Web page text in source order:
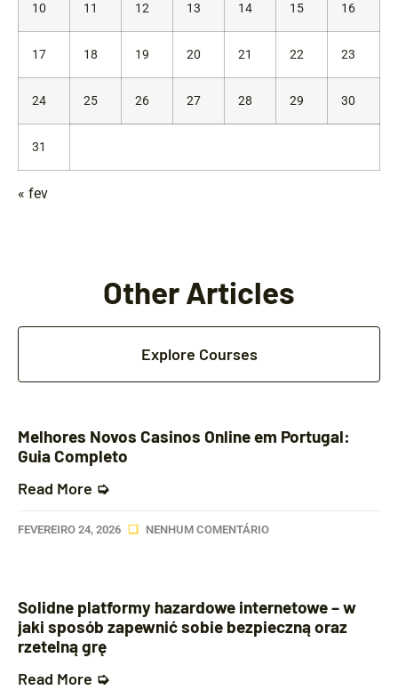
10 11 12 13 14 15 16
17 18 19 20 21 22 23
24 25 26 27 28 29 30
31
« fev
Other Articles
Explore Courses
Melhores Novos Casinos Online em Portugal:
Guia Completo
Read More ➭
FEVEREIRO 24, 2026 NENHUM COMENTÁRIO
Solidne platformy hazardowe internetowe – w
jaki sposób zapewnić sobie bezpieczną oraz
rzetelną grę
Read More ➭